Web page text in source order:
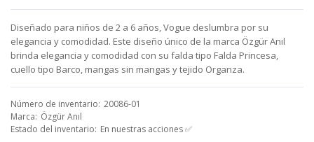
Diseñado para niños de 2 a 6 años, Vogue deslumbra por su
elegancia y comodidad. Este diseño único de la marca Özgür Anıl
brinda elegancia y comodidad con su falda tipo Falda Princesa,
cuello tipo Barco, mangas sin mangas y tejido Organza.
Número de inventario 20086-01
Marca Özgür Anıl
Estado del inventario En nuestras acciones ✅